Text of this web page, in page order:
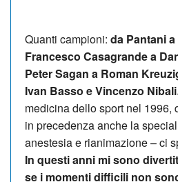
Quanti campioni: da Pantani
Francesco Casagrande a
Peter Sagan a Roman
Ivan Basso e Vincenzo
medicina dello sport nel 1996,
in precedenza anche la
anestesia e rianimazione – ci
In questi anni mi sono
se i momenti difficili non